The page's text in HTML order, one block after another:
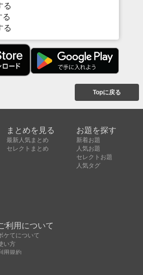
る
る
Topに戻る
まとめを見る
最新人気まとめ
セレクトまとめ
お題を探す
新着お題
人気お題
セレクトお題
人気タグ
利用について
ケてについて
い方
用規約